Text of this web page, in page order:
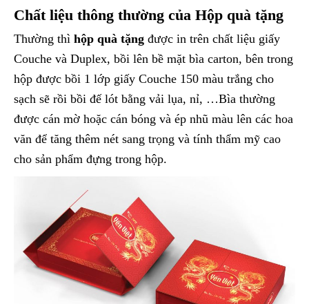
Chất liệu thông thường của Hộp quà tặng
Thường thì hộp quà tặng được in trên chất liệu giấy
Couche và Duplex, bồi lên bề mặt bìa carton, bên trong
hộp được bồi 1 lớp giấy Couche 150 màu trắng cho
sạch sẽ rồi bồi đế lót bằng vải lụa, nỉ, …Bìa thường
được cán mờ hoặc cán bóng và ép nhũ màu lên các hoa
văn để tăng thêm nét sang trọng và tính thẩm mỹ cao
cho sản phẩm đựng trong hộp.